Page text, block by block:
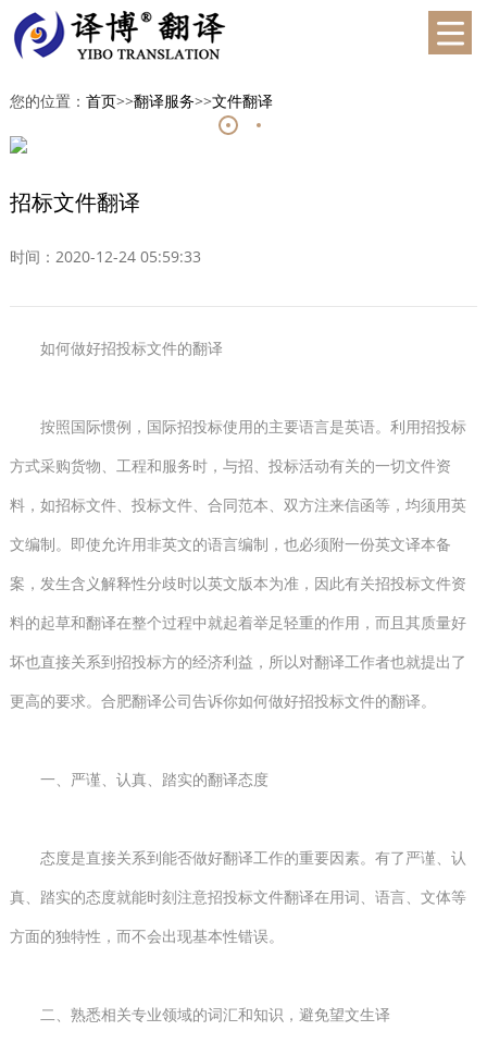
您的位置： 首页>>翻译服务>>文件翻译
招标文件翻译
时间：2020-12-24 05:59:33
如何做好招投标文件的翻译
按照国际惯例，国际招投标使用的主要语言是英语。利用招投标
方式采购货物、工程和服务时，与招、投标活动有关的一切文件资
料，如招标文件、投标文件、合同范本、双方注来信函等，均须用英
文编制。即使允许用非英文的语言编制，也必须附一份英文译本备
案，发生含义解释性分歧时以英文版本为准，因此有关招投标文件资
料的起草和翻译在整个过程中就起着举足轻重的作用，而且其质量好
坏也直接关系到招投标方的经济利益，所以对翻译工作者也就提出了
更高的要求。合肥翻译公司告诉你如何做好招投标文件的翻译。
一、严谨、认真、踏实的翻译态度
态度是直接关系到能否做好翻译工作的重要因素。有了严谨、认
真、踏实的态度就能时刻注意招投标文件翻译在用词、语言、文体等
方面的独特性，而不会出现基本性错误。
二、熟悉相关专业领域的词汇和知识，避免望文生译